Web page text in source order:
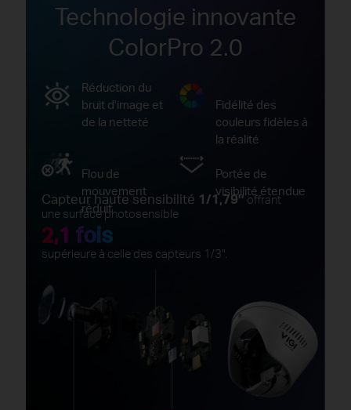
Technologie innovante
ColorPro 2.0
Réduction du
bruit d'image et
de la netteté
Fidélité des
couleurs fidèles à
la réalité
Flou de
mouvement
réduit
Portée de
visibilité étendue
Capteur haute sensibilité 1/1,79''offrant
une surface photosensible
2,1 fois
supérieure à celle des capteurs 1/3".